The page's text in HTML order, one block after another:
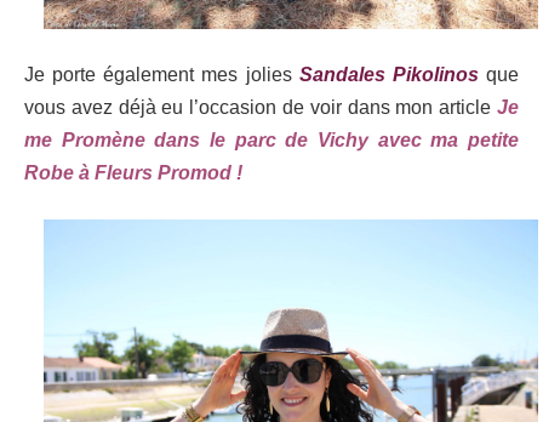
Je porte également mes jolies Sandales Pikolinosque
vous avez déjà eu l’occasion de voir dans mon article Je
me Promène dans le parc de Vichy avec ma petite
Robe à Fleurs Promod !